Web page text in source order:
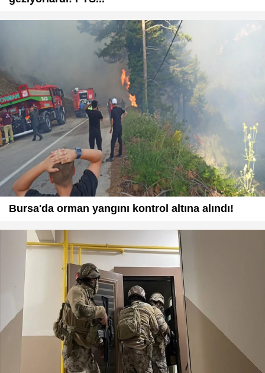
Bursa'da orman yangını kontrol altına alındı!